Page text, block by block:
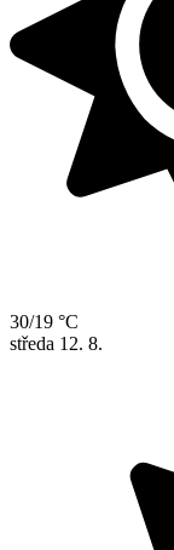
30/19 °C
středa 12. 8.